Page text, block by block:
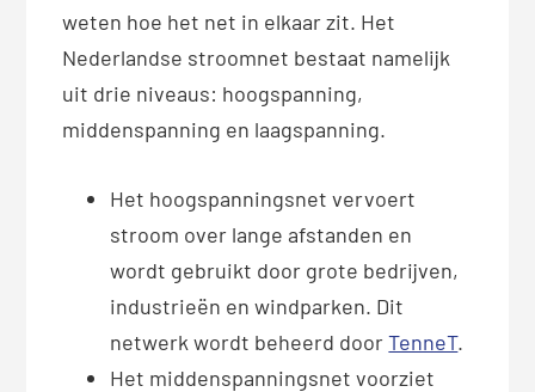
weten hoe het net in elkaar zit. Het
Nederlandse stroomnet bestaat namelijk
uit drie niveaus: hoogspanning,
middenspanning en laagspanning.
Het hoogspanningsnet vervoert
stroom over lange afstanden en
wordt gebruikt door grote bedrijven,
industrieën en windparken. Dit
netwerk wordt beheerd doorTenneT.
Het middenspanningsnet voorziet